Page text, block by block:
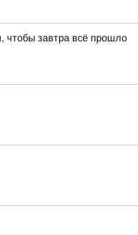
чтобы завтра всё прошло